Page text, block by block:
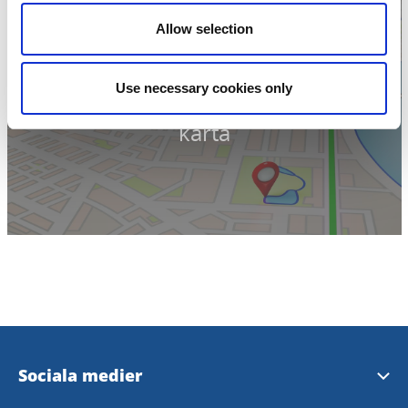
Allow selection
Use necessary cookies only
Klicka för att visa
karta
Sociala medier